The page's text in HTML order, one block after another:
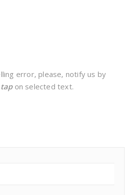
error, please, notify us by
tapon selected text.